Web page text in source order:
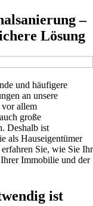
–
Lösung
und häufigere
an unsere
vor allem
große
Deshalb ist
als Hauseigentümer
Sie, wie Sie Ihr
Immobilie und der
ist